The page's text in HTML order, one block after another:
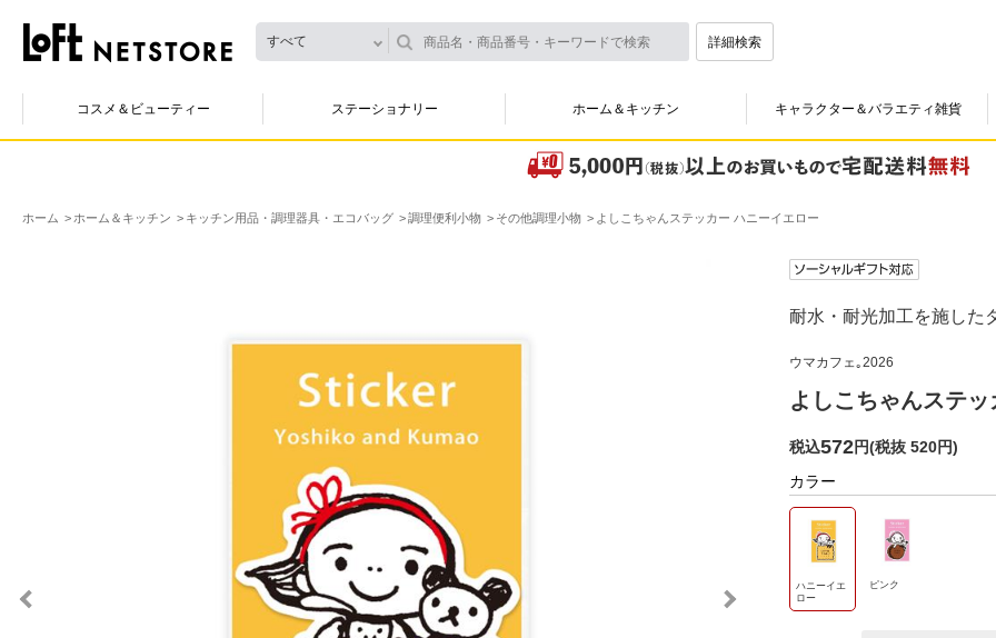
すべて 詳細検索
コスメ＆ビューティー ステーショナリー ホーム＆キッチン キャラクター＆バラエティ雑貨
ホーム ホーム＆キッチン キッチン用品・調理器具・エコバッグ 調理便利小物 その他調理小物 よしこちゃんステッカー ハニーイエロー
耐水・耐光加工を施した
ウマカフェ｡2026
よしこちゃんステ
税込572円(税抜 520円)
カラー
ハニーイエ
ロー
ピンク